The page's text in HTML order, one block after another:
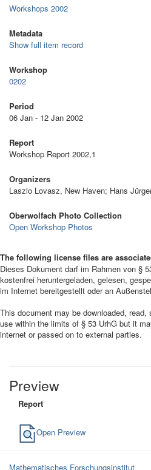
Workshops 2002
Metadata
Show full item record
Workshop
0202
Period
06 Jan - 12 Jan 2002
Report
Workshop Report 2002,1
Organizers
Laszlo Lovasz, New Haven; Hans
Oberwolfach Photo Collection
Open Workshop Photos
The following license files are
Dieses Dokument darf im Rahmen von §
kostenfrei heruntergeladen, gelesen,
im Internet bereitgestellt oder an
This document may be downloaded,
use within the limits of § 53 UrhG but it
internet or passed on to external parties.
Preview
Report
Open Preview
Mathematisches Forschungsinstitut